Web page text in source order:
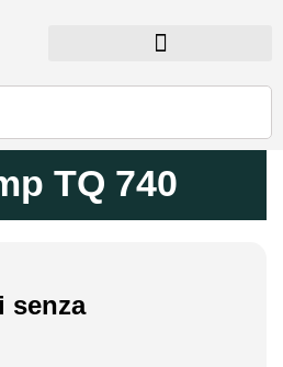
TQ 740
senza